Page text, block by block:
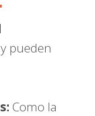
pueden
Como la